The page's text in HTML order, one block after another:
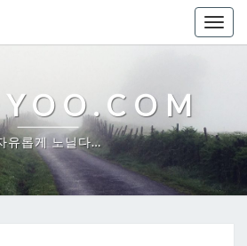
유롭게 노닐다…